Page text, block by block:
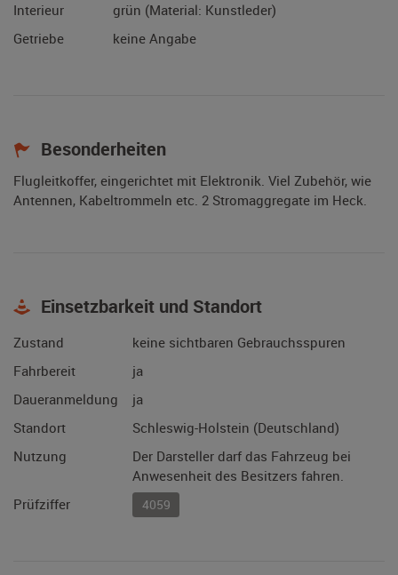
Interieur
grün (Material: Kunstleder)
Getriebe
keine Angabe
Besonderheiten
Flugleitkoffer, eingerichtet mit Elektronik. Viel Zubehör, wie
Antennen, Kabeltrommeln etc. 2 Stromaggregate im Heck.
Einsetzbarkeit und Standort
Zustand
keine sichtbaren Gebrauchsspuren
Fahrbereit
ja
Daueranmeldung
ja
Standort
Schleswig-Holstein (Deutschland)
Nutzung
Der Darsteller darf das Fahrzeug bei
Anwesenheit des Besitzers fahren.
Prüfziffer
4059